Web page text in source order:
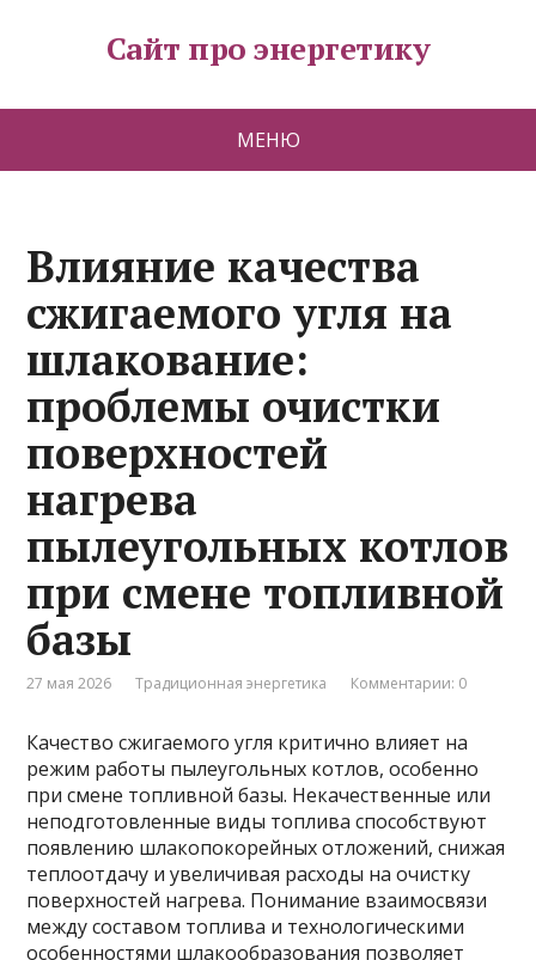
Сайт про энергетику
МЕНЮ
Влияние качества
сжигаемого угля на
шлакование:
проблемы очистки
поверхностей
нагрева
пылеугольных котлов
при смене топливной
базы
27 мая 2026 Традиционная энергетика Комментарии: 0
Качество сжигаемого угля критично влияет на
режим работы пылеугольных котлов, особенно
при смене топливной базы. Некачественные или
неподготовленные виды топлива способствуют
появлению шлакопокорейных отложений, снижая
теплоотдачу и увеличивая расходы на очистку
поверхностей нагрева. Понимание взаимосвязи
между составом топлива и технологическими
особенностями шлакообразования позволяет